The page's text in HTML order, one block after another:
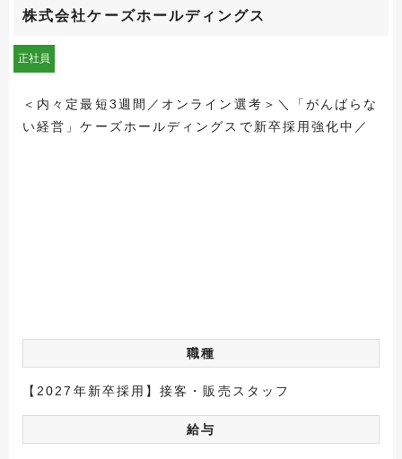
株式会社ケーズホールディングス
正社員
＜内々定最短3週間／オンライン選考＞＼「がんばらな
い経営」ケーズホールディングスで新卒採用強化中／
職種
【2027年新卒採用】接客・販売スタッフ
給与